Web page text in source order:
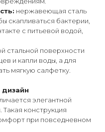
нержавеющая сталь
скапливаться бактерии,
с питьевой водой,
стальной поверхности
и капли воды, а для
мягкую салфетку.
элегантной
конструкция
при повседневном